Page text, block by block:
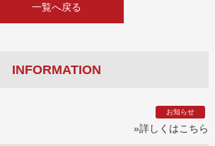
一覧へ戻る
INFORMATION
お知らせ
»詳しくはこちら